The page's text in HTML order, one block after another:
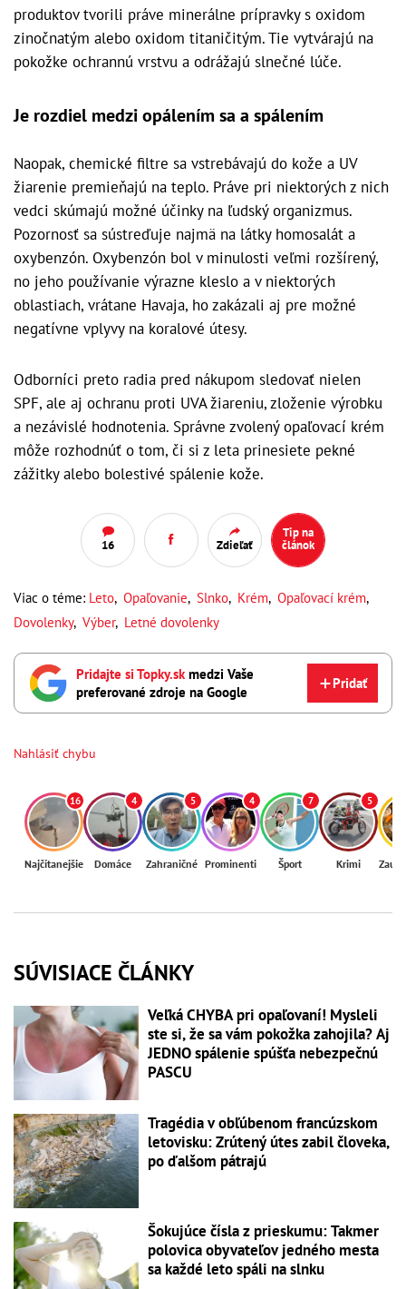
produktov tvorili práve minerálne prípravky s oxidom
zinočnatým alebo oxidom titaničitým. Tie vytvárajú na
pokožke ochrannú vrstvu a odrážajú slnečné lúče.
Je rozdiel medzi opálením sa a spálením
Naopak, chemické filtre sa vstrebávajú do kože a UV
žiarenie premieňajú na teplo. Práve pri niektorých z nich
vedci skúmajú možné účinky na ľudský organizmus.
Pozornosť sa sústreďuje najmä na látky homosalát a
oxybenzón. Oxybenzón bol v minulosti veľmi rozšírený,
no jeho používanie výrazne kleslo a v niektorých
oblastiach, vrátane Havaja, ho zakázali aj pre možné
negatívne vplyvy na koralové útesy.
Odborníci preto radia pred nákupom sledovať nielen
SPF, ale aj ochranu proti UVA žiareniu, zloženie výrobku
a nezávislé hodnotenia. Správne zvolený opaľovací krém
môže rozhodnúť o tom, či si z leta prinesiete pekné
zážitky alebo bolestivé spálenie kože.
16 Zdieľať
Tip na
článok
Viac o téme: Leto, Opaľovanie, Slnko, Krém, Opaľovací krém,
Dovolenky, Výber, Letné dovolenky
Pridajte si Topky.skmedzi Vaše
preferované zdroje na Google
Pridať
Nahlásiť chybu
16
Najčítanejšie
4
Domáce
5
Zahraničné
4
Prominenti
7
Šport
5
Krimi
SÚVISIACE ČLÁNKY
Veľká CHYBA pri opaľovaní! Mysleli
ste si, že sa vám pokožka zahojila? Aj
JEDNO spálenie spúšťa nebezpečnú
PASCU
Tragédia v obľúbenom francúzskom
letovisku: Zrútený útes zabil človeka,
po ďalšom pátrajú
Šokujúce čísla z prieskumu: Takmer
polovica obyvateľov jedného mesta
sa každé leto spáli na slnku